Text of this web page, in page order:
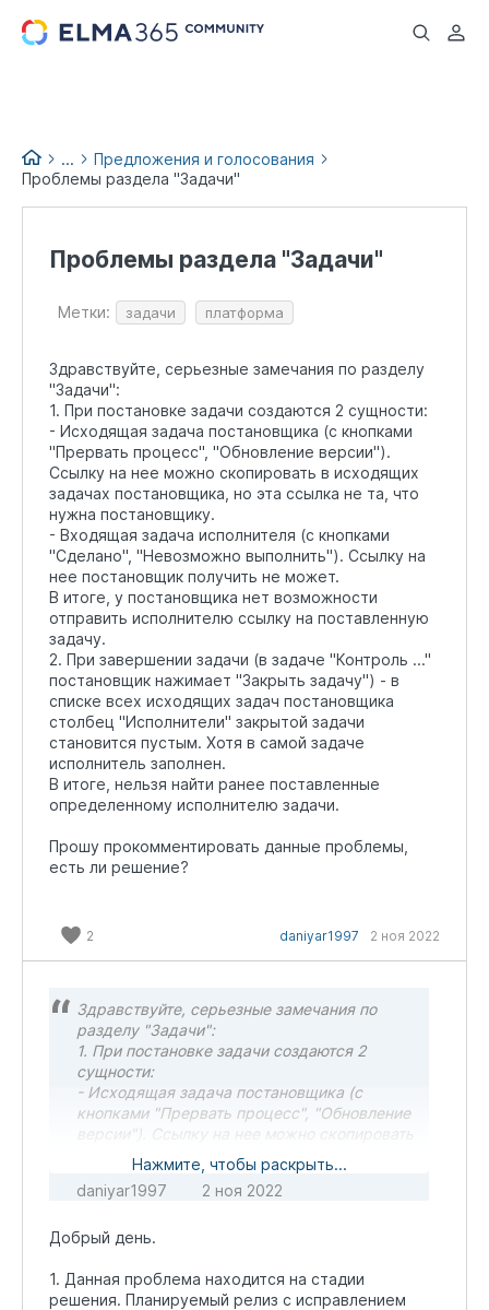
...
...
Предложения и голосования
Проблемы раздела "Задачи"
Проблемы раздела "Задачи"
Метки: задачи платформа
Здравствуйте, серьезные замечания по разделу
"Задачи":
1. При постановке задачи создаются 2 сущности:
- Исходящая задача постановщика (с кнопками
"Прервать процесс", "Обновление версии").
Ссылку на нее можно скопировать в исходящих
задачах постановщика, но эта ссылка не та, что
нужна постановщику.
- Входящая задача исполнителя (с кнопками
"Сделано", "Невозможно выполнить"). Ссылку на
нее постановщик получить не может.
В итоге, у постановщика нет возможности
отправить исполнителю ссылку на поставленную
задачу.
2. При завершении задачи (в задаче "Контроль ..."
постановщик нажимает "Закрыть задачу") - в
списке всех исходящих задач постановщика
столбец "Исполнители" закрытой задачи
становится пустым. Хотя в самой задаче
исполнитель заполнен.
В итоге, нельзя найти ранее поставленные
определенному исполнителю задачи.
Прошу прокомментировать данные проблемы,
есть ли решение?
2 daniyar1997 2 ноя 2022
Здравствуйте, серьезные замечания по
разделу "Задачи":
1. При постановке задачи создаются 2
сущности:
- Исходящая задача постановщика (с
кнопками "Прервать процесс", "Обновление
версии"). Ссылку на нее можно скопировать
в исходящих задачах постановщика, но эта
ссылка не та, что нужна постановщику.
- Входящая задача исполнителя (с кнопками
Ссылку на нее постановщик получить не
В итоге, у постановщика нет возможности
отправить исполнителю ссылку на
Нажмите, чтобы раскрыть...
daniyar1997
2 ноя 2022
Добрый день.
1. Данная проблема находится на стадии
решения. Планируемый релиз с исправлением